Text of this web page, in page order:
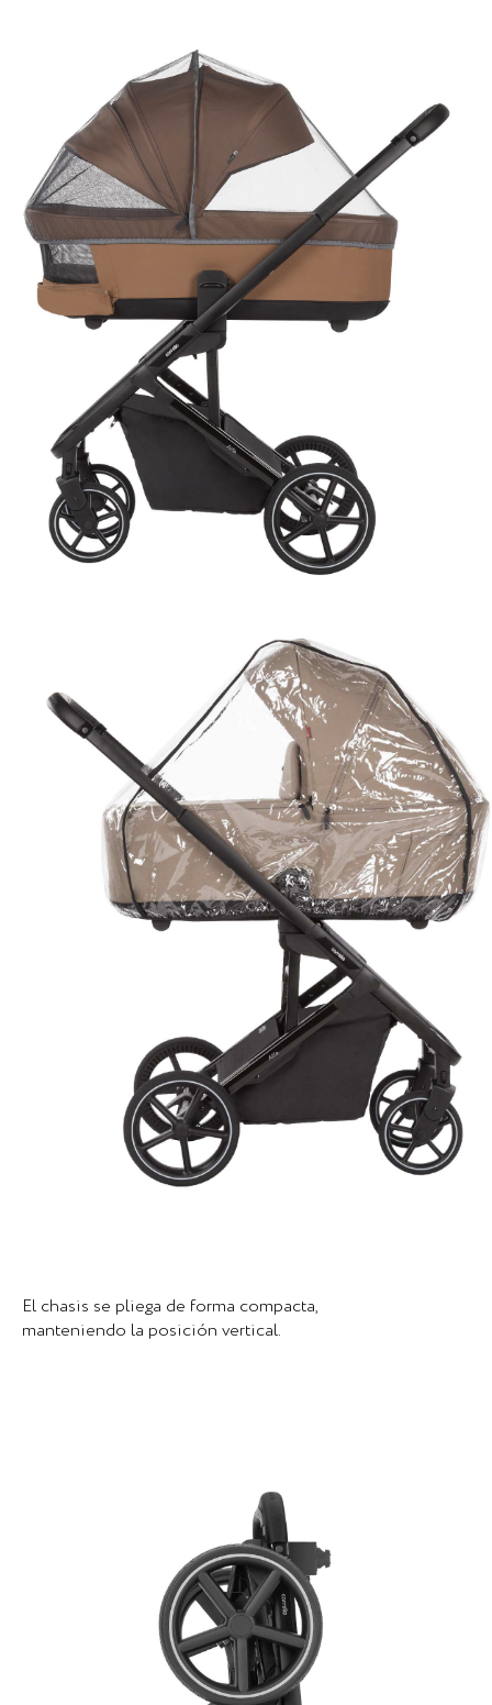
El chasis se pliega de forma compacta,
manteniendo la posición vertical.